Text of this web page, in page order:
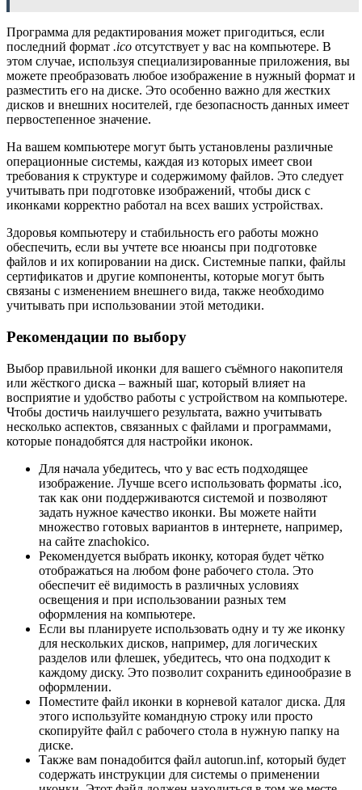
Программа для редактирования может пригодиться, если
последний формат .ico отсутствует у вас на компьютере. В
этом случае, используя специализированные приложения, вы
можете преобразовать любое изображение в нужный формат и
разместить его на диске. Это особенно важно для жестких
дисков и внешних носителей, где безопасность данных имеет
первостепенное значение.
На вашем компьютере могут быть установлены различные
операционные системы, каждая из которых имеет свои
требования к структуре и содержимому файлов. Это следует
учитывать при подготовке изображений, чтобы диск с
иконками корректно работал на всех ваших устройствах.
Здоровья компьютеру и стабильность его работы можно
обеспечить, если вы учтете все нюансы при подготовке
файлов и их копировании на диск. Системные папки, файлы
сертификатов и другие компоненты, которые могут быть
связаны с изменением внешнего вида, также необходимо
учитывать при использовании этой методики.
Рекомендации по выбору
Выбор правильной иконки для вашего съёмного накопителя
или жёсткого диска – важный шаг, который влияет на
восприятие и удобство работы с устройством на компьютере.
Чтобы достичь наилучшего результата, важно учитывать
несколько аспектов, связанных с файлами и программами,
которые понадобятся для настройки иконок.
Для начала убедитесь, что у вас есть подходящее
изображение. Лучше всего использовать форматы .ico,
так как они поддерживаются системой и позволяют
задать нужное качество иконки. Вы можете найти
множество готовых вариантов в интернете, например,
на сайте znachokico.
Рекомендуется выбрать иконку, которая будет чётко
отображаться на любом фоне рабочего стола. Это
обеспечит её видимость в различных условиях
освещения и при использовании разных тем
оформления на компьютере.
Если вы планируете использовать одну и ту же иконку
для нескольких дисков, например, для логических
разделов или флешек, убедитесь, что она подходит к
каждому диску. Это позволит сохранить единообразие в
оформлении.
Поместите файл иконки в корневой каталог диска. Для
этого используйте командную строку или просто
скопируйте файл с рабочего стола в нужную папку на
диске.
Также вам понадобится файл autorun.inf, который будет
содержать инструкции для системы о применении